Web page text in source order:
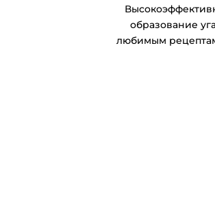
образование
любимым